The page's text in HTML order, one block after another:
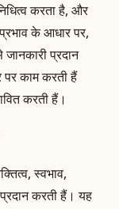
करता है, और
के आधार पर,
प्रदान
पर काम करती हैं
करती हैं।
स्वभाव,
करती हैं। यह